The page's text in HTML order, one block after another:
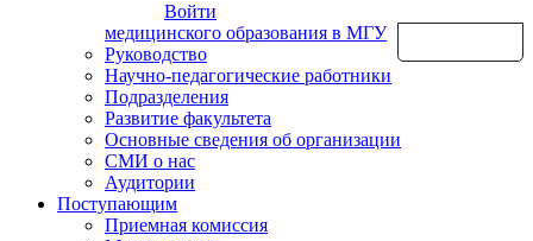
Войти
медицинского образования в МГУ
Руководство
Научно-педагогические работники
Подразделения
Развитие факультета
Основные сведения об организации
СМИ о нас
Аудитории
Поступающим
Приемная комиссия